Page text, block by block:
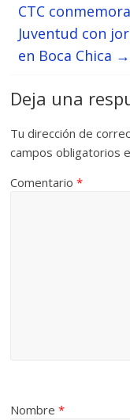
CTC
Juventud con
en Boca Chica →
Deja una
Tu dirección de
campos obligatorios
Comentario*
Nombre*